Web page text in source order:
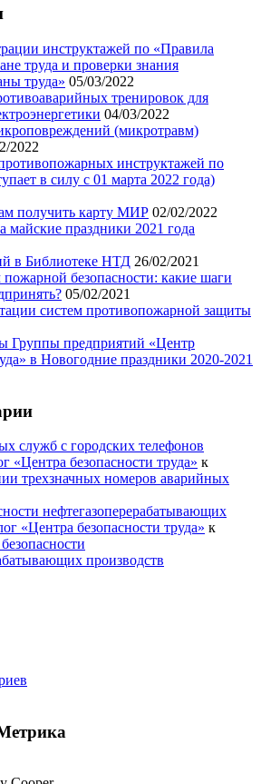
инструктажей по «Правила
труда и проверки знания
труда» 05/03/2022
тренировок для
04/03/2022
(микротравм)
2022
инструктажей по
в силу с 01 марта 2022 года)
получить карту МИР 02/02/2022
майские праздники 2021 года
в Библиотеке НТД 26/02/2021
безопасности: какие шаги
05/02/2021
систем противопожарной защиты
Группы предприятий «Центр
в Новогодние праздники 2020-2021
служб с городских телефонов
«Центра безопасности труда» к
трехзначных номеров аварийных
нефтегазоперерабатывающих
«Центра безопасности труда» к
производств